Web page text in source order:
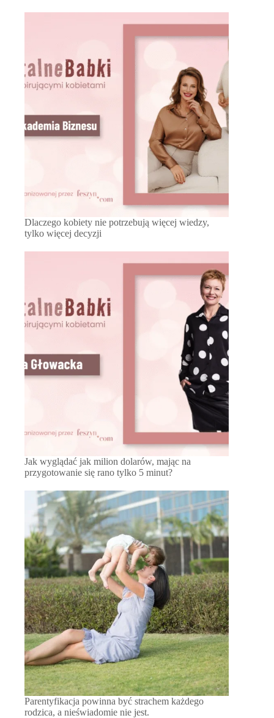
Dlaczego kobiety nie potrzebują więcej wiedzy,
tylko więcej decyzji
Jak wyglądać jak milion dolarów, mając na
przygotowanie się rano tylko 5 minut?
Parentyfikacja powinna być strachem każdego
rodzica, a nieświadomie nie jest.